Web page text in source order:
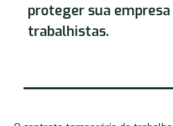
proteger sua
trabalhistas.